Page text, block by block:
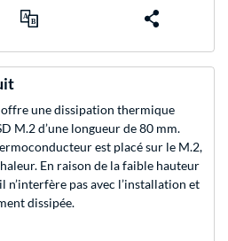
une dissipation thermique
M.2 d’une longueur de 80 mm.
est placé sur le M.2,
En raison de la faible hauteur
pas avec l’installation et
dissipée.